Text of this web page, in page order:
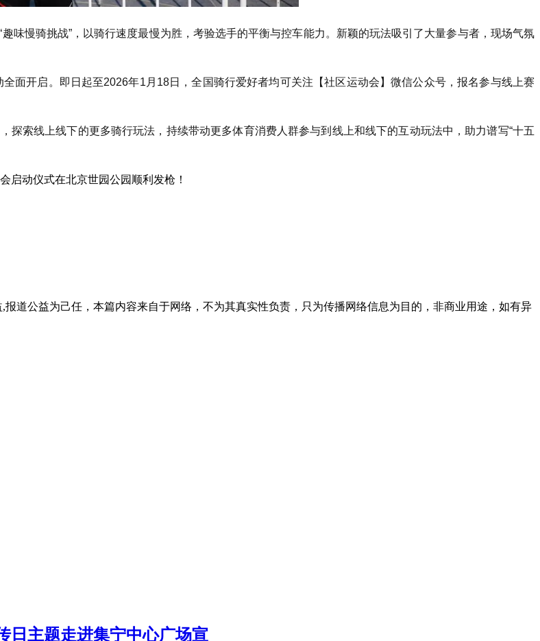
味慢骑挑战”，以骑行速度最慢为胜，考验选手的平衡与控车能力。新颖的玩法吸引了大量参与者，现场气氛
面开启。即日起至2026年1月18日，全国骑行爱好者均可关注【社区运动会】微信公众号，报名参与线上赛
索线上线下的更多骑行玩法，持续带动更多体育消费人群参与到线上和线下的互动玩法中，助力谱写“十五
启动仪式在北京世园公园顺利发枪！
道公益为己任，本篇内容来自于网络，不为其真实性负责，只为传播网络信息为目的，非商业用途，如有异
日主题走进集宁中心广场宣